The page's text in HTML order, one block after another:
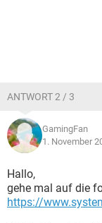
ANTWORT 2 / 3
GamingFan
1. November
Hallo,
gehe mal auf die
https://